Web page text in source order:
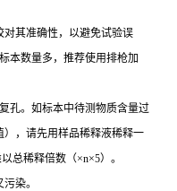
对其准确性，以避免试验误
本数量多，推荐使用排枪加
孔。如标本中待测物质含量过
），请先用样品稀释液稀释一
总稀释倍数（×n×5）。
染。